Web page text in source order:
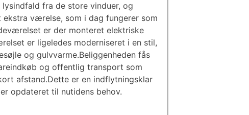
fra de store vinduer, og
værelse, som i dag fungerer som
er der monteret elektriske
er ligeledes moderniseret i en stil,
og gulvvarme.Beliggenheden fås
og offentlig transport som
afstand.Dette er en indflytningsklar
opdateret til nutidens behov.